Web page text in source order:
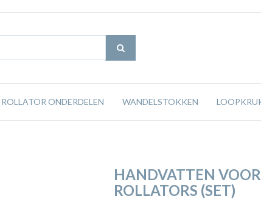
ROLLATOR ONDERDELEN WANDELSTOKKEN
HANDVATTEN
ROLLATORS (SET)